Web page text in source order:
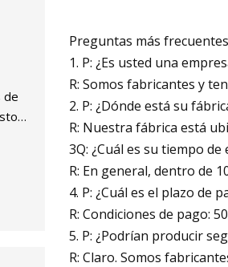
de
Preguntas más frecuentes
1. P: ¿Es usted una
R: Somos fabricantes y
2. P: ¿Dónde está su
R: Nuestra fábrica está
3Q: ¿Cuál es su tiempo de
R: En general, dentro de
4. P: ¿Cuál es el plazo de
R: Condiciones de pago:
5. P: ¿Podrían producir
R: Claro. Somos